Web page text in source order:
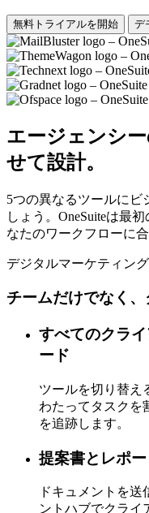
無料トライアルを開始 デ
エージェンシ
せて設計。
5つの異なるツールにビ
しょう。OneSuiteは最
なたのワークフローに
デジタルマーケティン
チームだけでなく
すべてのクラ
ード
ツールを切り替え
わたってタスクを
を追跡します。
提案書とレポ
ドキュメントを送
ントハブでクライ